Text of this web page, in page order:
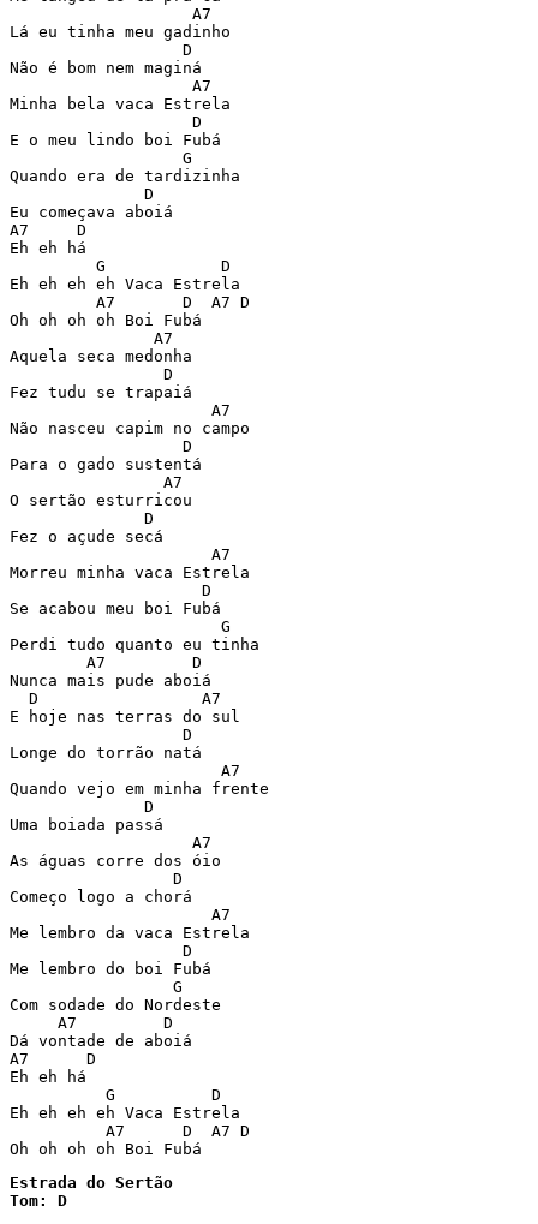
                   A7
Lá eu tinha meu gadinho
                  D
Não é bom nem maginá
                   A7
Minha bela vaca Estrela
                   D
E o meu lindo boi Fubá
                  G
Quando era de tardizinha
              D
Eu começava aboiá
A7     D
Eh eh há
         G            D
Eh eh eh eh Vaca Estrela
         A7       D  A7 D
Oh oh oh oh Boi Fubá
               A7
Aquela seca medonha
                D
Fez tudu se trapaiá
                     A7
Não nasceu capim no campo
                  D
Para o gado sustentá
                A7
O sertão esturricou
              D
Fez o açude secá
                     A7
Morreu minha vaca Estrela
                    D
Se acabou meu boi Fubá
                      G
Perdi tudo quanto eu tinha
        A7         D
Nunca mais pude aboiá
  D                 A7
E hoje nas terras do sul
                  D
Longe do torrão natá
                      A7
Quando vejo em minha frente
              D
Uma boiada passá
                   A7
As águas corre dos óio
                 D
Começo logo a chorá
                     A7
Me lembro da vaca Estrela
                  D
Me lembro do boi Fubá
                 G
Com sodade do Nordeste
     A7         D
Dá vontade de aboiá
A7      D
Eh eh há
          G          D
Eh eh eh eh Vaca Estrela
          A7      D  A7 D
Oh oh oh oh Boi Fubá
Estrada do Sertão
Tom: D